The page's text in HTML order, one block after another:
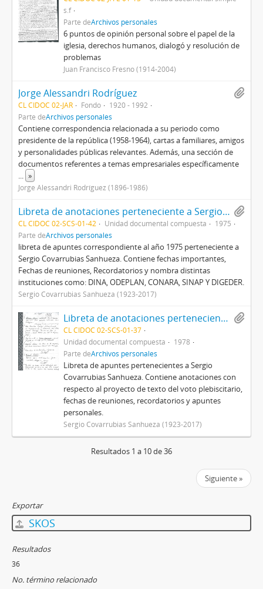
s.f
Parte deArchivos personales
6 puntos de opinión personal sobre el papel de la
iglesia, derechos humanos, dialogó y resolución de
problemas
Juan Francisco Fresno (1914-2004)
Jorge Alessandri Rodríguez
CL CIDOC 02-JAR Fondo
1920 - 1992
Parte deArchivos personales
Contiene correspondencia relacionada a su periodo como
presidente de la república (1958-1964), cartas a familiares, amigos
y personalidades públicas relevantes. Además, una sección de
documentos referentes a temas empresariales específicamente
... »
Jorge Alessandri Rodríguez (1896-1986)
Libreta de anotaciones perteneciente a Sergio Covarrubias Sanhueza
CL CIDOC 02-SCS-01-42 Unidad documental compuesta
1975
Parte deArchivos personales
libreta de apuntes correspondiente al año 1975 perteneciente a
Sergio Covarrubias Sanhueza. Contiene fechas importantes,
Fechas de reuniones, Recordatorios y nombra distintas
instituciones como: DINA, ODEPLAN, CONARA, SINAP Y DIGEDER.
Sergio Covarrubias Sanhueza (1923-2017)
Libreta de anotaciones perteneciente a Sergio Covarrubias Sanhueza
CL CIDOC 02-SCS-01-37
Unidad documental compuesta
1978
Parte deArchivos personales
Libreta de apuntes pertenecientes a Sergio
Covarrubias Sanhueza. Contiene anotaciones con
respecto al proyecto de texto del voto plebiscitario,
fechas de reuniones, recordatorios y apuntes
personales.
Sergio Covarrubias Sanhueza (1923-2017)
Resultados 1 a 10 de 36
Siguiente »
Exportar
SKOS
Resultados
36
No. término relacionado